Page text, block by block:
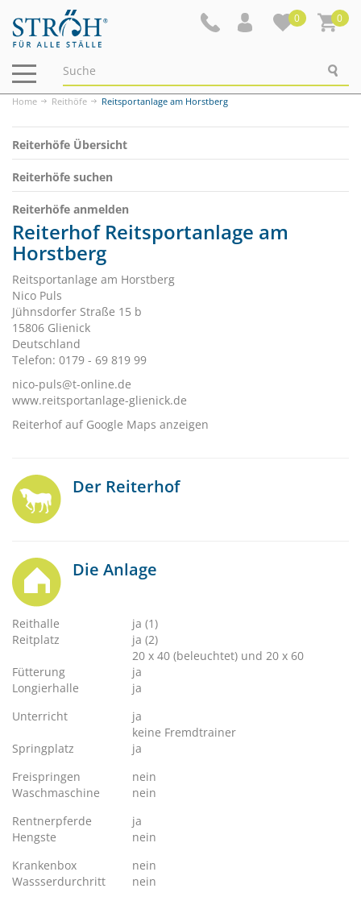
0 0
Navigation
ein-/ausblenden
Home Reithöfe Reitsportanlage am Horstberg
Reiterhöfe Übersicht
Reiterhöfe suchen
Reiterhöfe anmelden
Reiterhof Reitsportanlage am
Horstberg
Reitsportanlage am Horstberg
Nico Puls
Jühnsdorfer Straße 15 b
15806 Glienick
Deutschland
Telefon: 0179 - 69 819 99
nico-puls@t-online.de
www.reitsportanlage-glienick.de
Reiterhof auf Google Maps anzeigen
Der Reiterhof
Die Anlage
Reithalle
ja (1)
Reitplatz
ja (2)
20 x 40 (beleuchtet) und 20 x 60
Fütterung
ja
Longierhalle
ja
Unterricht
ja
keine Fremdtrainer
Springplatz
ja
Freispringen
nein
Waschmaschine
nein
Rentnerpferde
ja
Hengste
nein
Krankenbox
nein
Wassserdurchritt
nein